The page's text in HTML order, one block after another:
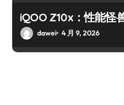
iQOO Z10x：性能怪
dawei 4 月 9, 2026